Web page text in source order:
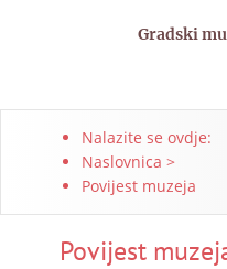
Gradski
Nalazite se ovdje:
Naslovnica >
Povijest muzeja
Povijest